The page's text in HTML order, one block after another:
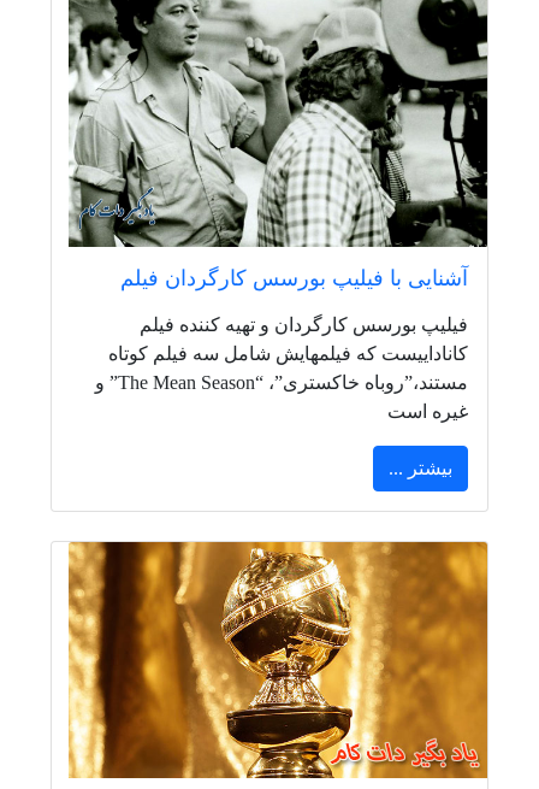
آشنایی با فیلیپ بورسس کارگردان فیلم
فیلیپ بورسس کارگردان و تهیه کننده فیلم
کاناداییست که فیلمهایش شامل سه فیلم کوتاه
مستند،”روباه خاکستری”، “The Mean Season” و
غیره است
بیشتر ...